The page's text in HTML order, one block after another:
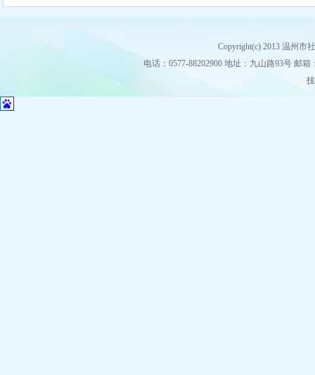
Copyright(c) 2013 温州市
电话：0577-88202900 地址：九山路93号 邮箱